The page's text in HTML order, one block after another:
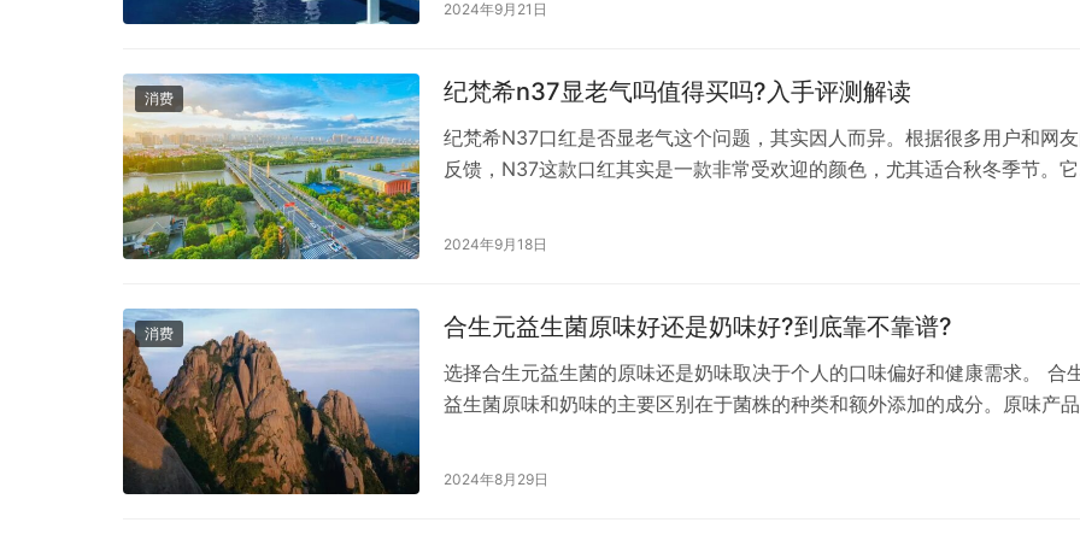
2024年9月21日
消费 纪梵希n37显老气吗值得买吗?入手评测解读
纪梵希N37口红是否显老气这个问题，其实因人而异。根据很多用户和网
反馈，N37这款口红其实是一款非常受欢迎的颜色，尤其适合秋冬季节。它
妆容和场合，厚涂会比较突显气场，但如果你薄涂，或者搭配合适的妆容，
2024年9月18日
消费 合生元益生菌原味好还是奶味好?到底靠不靠谱?
选择合生元益生菌的原味还是奶味取决于个人的口味偏好和健康需求。 合
益生菌原味和奶味的主要区别在于菌株的种类和额外添加的成分。原味产品
牛奶过敏或乳糖不耐症，应避免使用奶味产品。 在选择益生菌时，最重要的
2024年8月29日